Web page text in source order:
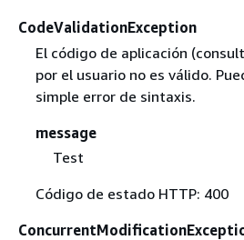
CodeValidationException
El código de aplicación
por el usuario no es válido.
simple error de sintaxis.
message
Test
Código de estado HTTP: 400